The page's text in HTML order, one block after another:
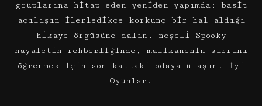
gruplarına hitap eden yeniden yapımda; basit
açılışın ilerledikçe korkunç bir hal aldığı
hikaye örgüsüne dalın, neşeli Spooky
hayaletin rehberliğinde, malikanenin sırrını
öğrenmek için son kattaki odaya ulaşın. İyi
Oyunlar.